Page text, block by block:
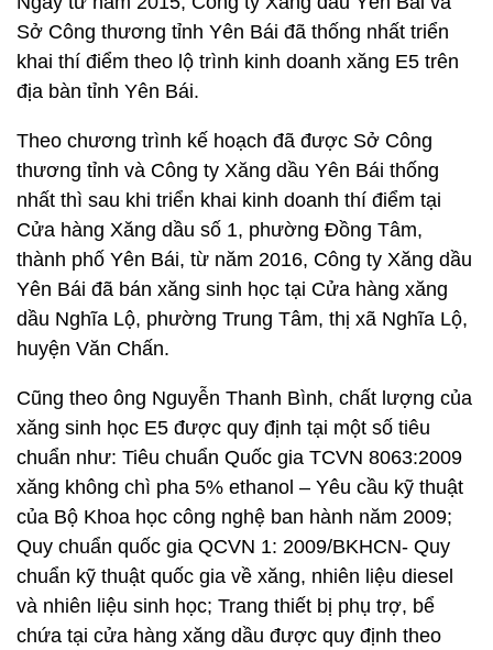
Sở Công thương tỉnh Yên Bái đã thống nhất triển
khai thí điểm theo lộ trình kinh doanh xăng E5 trên
địa bàn tỉnh Yên Bái.
Theo chương trình kế hoạch đã được Sở Công
thương tỉnh và Công ty Xăng dầu Yên Bái thống
nhất thì sau khi triển khai kinh doanh thí điểm tại
Cửa hàng Xăng dầu số 1, phường Đồng Tâm,
thành phố Yên Bái, từ năm 2016, Công ty Xăng dầu
Yên Bái đã bán xăng sinh học tại Cửa hàng xăng
dầu Nghĩa Lộ, phường Trung Tâm, thị xã Nghĩa Lộ,
huyện Văn Chấn.
Cũng theo ông Nguyễn Thanh Bình, chất lượng của
xăng sinh học E5 được quy định tại một số tiêu
chuẩn như: Tiêu chuẩn Quốc gia TCVN 8063:2009
xăng không chì pha 5% ethanol – Yêu cầu kỹ thuật
của Bộ Khoa học công nghệ ban hành năm 2009;
Quy chuẩn quốc gia QCVN 1: 2009/BKHCN- Quy
chuẩn kỹ thuật quốc gia về xăng, nhiên liệu diesel
và nhiên liệu sinh học; Trang thiết bị phụ trợ, bể
chứa tại cửa hàng xăng dầu được quy định theo